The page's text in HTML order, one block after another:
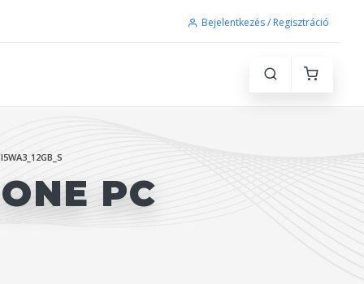
Bejelentkezés / Regisztráció
PC